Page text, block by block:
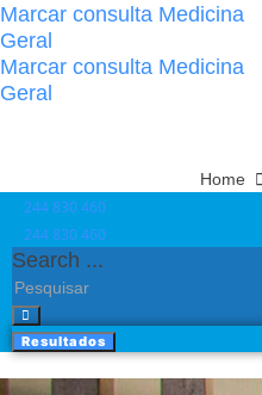
Marcar consulta Medicina
Geral
Marcar consulta Medicina
Geral
Home
244 830 460​
244 830 460​
Search ...
Resultados